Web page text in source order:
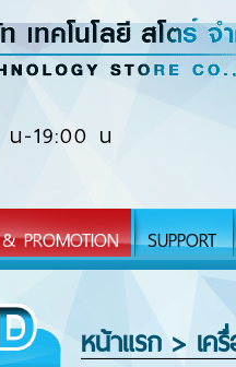
-19:00 น
PROMOTION SUPPORT
หน้าแรก > เค